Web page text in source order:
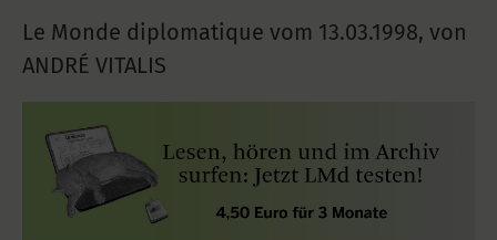
Le Monde diplomatique vom 13.03.1998, von
ANDRÉ VITALIS